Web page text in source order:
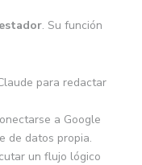
. Su función
para redactar
a Google
de datos propia.
un flujo lógico